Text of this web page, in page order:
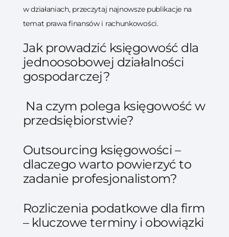
w działaniach, przeczytaj najnowsze publikacje na
temat prawa finansów i rachunkowości.
Jak prowadzić księgowość dla
jednoosobowej działalności
gospodarczej?
Na czym polega księgowość w
przedsiębiorstwie?
Outsourcing księgowości –
dlaczego warto powierzyć to
zadanie profesjonalistom?
Rozliczenia podatkowe dla firm
– kluczowe terminy i obowiązki